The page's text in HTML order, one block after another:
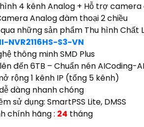
4 kênh Analog + Hỗ trợ
Analog đàm thoại 2 chiều
những sản phẩm Thu hình
NVR2116HS-S3-VN
thông minh SMD Plus
đến 6TB – Chuẩn nén AICoding-
rộng 1 kênh IP (tổng 5 kênh)
dàng nhanh chóng
sử dụng: SmartPSS Lite, DMSS
chính hãng : 24 tháng